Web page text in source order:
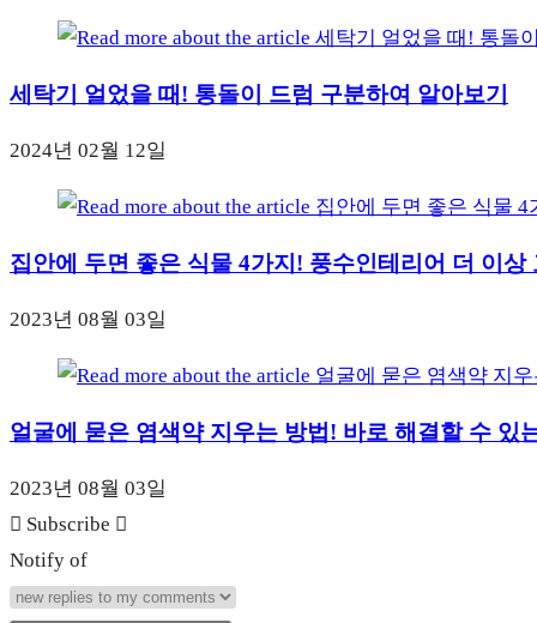
세탁기 얼었을 때! 통돌이 드럼 구분하여 알아보기
2024년 02월 12일
집안에 두면 좋은 식물 4가지! 풍수인테리어 더 이상
2023년 08월 03일
얼굴에 묻은 염색약 지우는 방법! 바로 해결할 수 있
2023년 08월 03일
Subscribe
Notify of